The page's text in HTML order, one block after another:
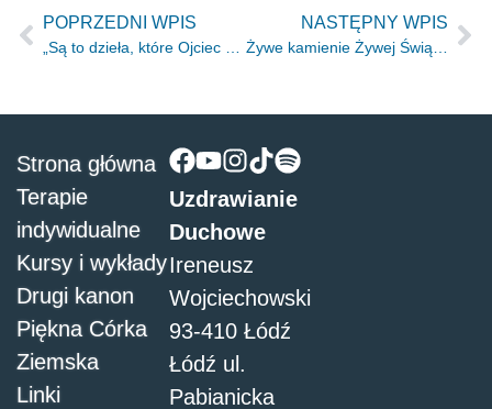
POPRZEDNI WPIS NASTĘPNY WPIS
Uzdrawianie
Duchowe
Ireneusz
Wojciechowski
93-410 Łódź
Łódź ul.
Pabianicka
Strona główna
Terapie
indywidualne
Kursy i wykłady
Drugi kanon
Piękna Córka
Ziemska
Linki